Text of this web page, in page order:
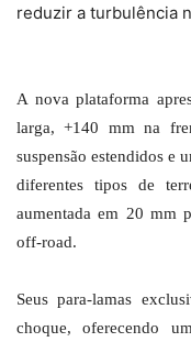
reduzir a turbulência
A nova plataforma
larga, +140 mm na
suspensão estendidos e
diferentes tipos de
aumentada em 20 mm
off-road.
Seus para-lamas
choque, oferecendo